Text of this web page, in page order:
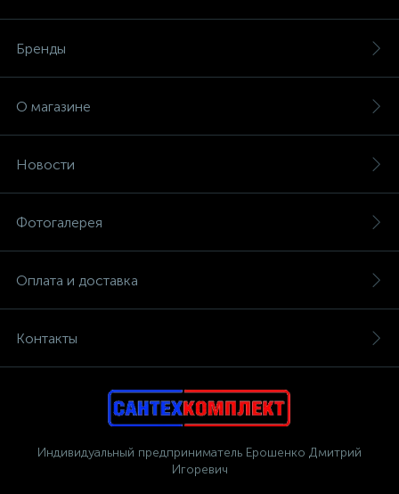
Бренды
О магазине
Новости
Фотогалерея
Оплата и доставка
Контакты
Индивидуальный предприниматель Ерошенко Дмитрий
Игоревич